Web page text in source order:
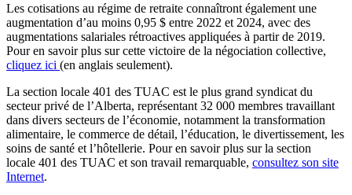
Les cotisations au régime de retraite connaîtront également une
augmentation d’au moins 0,95 $ entre 2022 et 2024, avec des
augmentations salariales rétroactives appliquées à partir de 2019.
Pour en savoir plus sur cette victoire de la négociation collective,
cliquez ici (en anglais seulement).
La section locale 401 des TUAC est le plus grand syndicat du
secteur privé de l’Alberta, représentant 32 000 membres travaillant
dans divers secteurs de l’économie, notamment la transformation
alimentaire, le commerce de détail, l’éducation, le divertissement, les
soins de santé et l’hôtellerie. Pour en savoir plus sur la section
locale 401 des TUAC et son travail remarquable, consultez son site
Internet.